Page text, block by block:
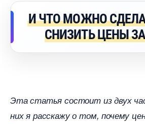
И ЧТО МОЖНО
СНИЗИТЬ ЦЕНЫ
Эта статья состоит из двух
них я расскажу о том, почему